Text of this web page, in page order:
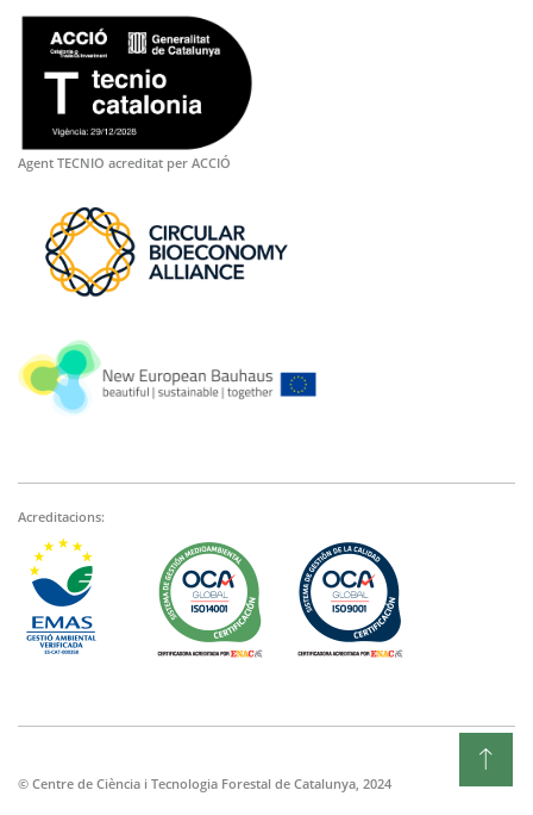
Agent TECNIO acreditat per ACCIÓ
Acreditacions:
© Centre de Ciència i Tecnologia Forestal de Catalunya, 2024